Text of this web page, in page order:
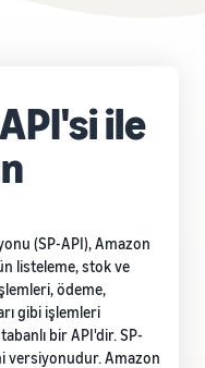
ile
(SP-API), Amazon
listeleme, stok ve
ödeme,
gibi işlemleri
bir API'dir. SP-
versiyonudur. Amazon